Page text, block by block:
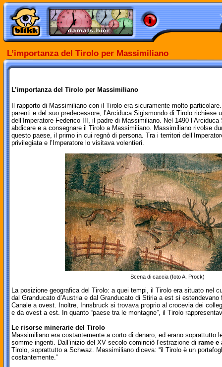
L’importanza del Tirolo per Massimiliano
L’importanza del Tirolo per Massimiliano
Il rapporto di Massimiliano con il Tirolo era sicuramente molto
parenti e del suo predecessore, l’Arciduca Sigismondo di Tirolo richiese
dell’Imperatore Federico III, il padre di Massimiliano. Nel 1490
abdicare e a consegnare il Tirolo a Massimiliano. Massimiliano rivolse
questo paese, il primo in cui regnò di persona. Tra i territori
privilegiata e l’Imperatore lo visitava volentieri.
Scena di caccia (foto A. Prock)
La posizione geografica del Tirolo: a quei tempi, il Tirolo era situato nel
dal Granducato d’Austria e dal Granducato di Stiria a est si
Canale a ovest. Inoltre, Innsbruck si trovava proprio al crocevia dei
e da ovest a est. In quanto “paese tra le montagne”, il Tirolo
Le risorse minerarie del Tirolo
Massimiliano era costantemente a corto di denaro, ed erano soprattutto
somme ingenti. Dall’inizio del XV secolo cominciò l’estrazione di rame e
Tirolo, soprattutto a Schwaz. Massimiliano diceva: “il Tirolo è un
costantemente.”